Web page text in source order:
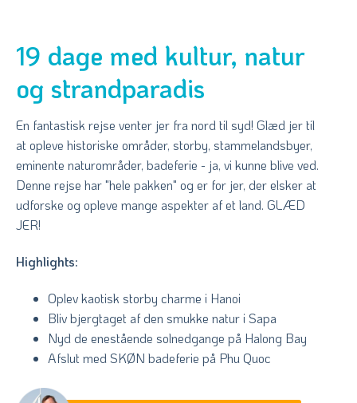
19 dage med kultur, natur
og strandparadis
En fantastisk rejse venter jer fra nord til syd! Glæd jer til
at opleve historiske områder, storby, stammelandsbyer,
eminente naturområder, badeferie - ja, vi kunne blive ved.
Denne rejse har "hele pakken" og er for jer, der elsker at
udforske og opleve mange aspekter af et land. GLÆD
JER!
Highlights:
Oplev kaotisk storby charme i Hanoi
Bliv bjergtaget af den smukke natur i Sapa
Nyd de enestående solnedgange på Halong Bay
Afslut med SKØN badeferie på Phu Quoc